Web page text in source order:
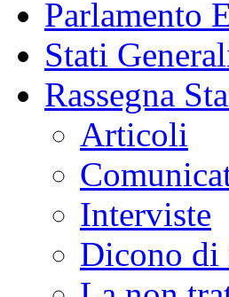
Parlamento
Stati
Rassegna
Articoli
Interviste
Dicono di